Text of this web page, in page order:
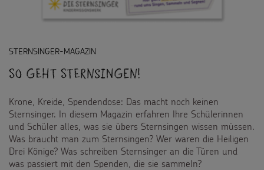
STERNSINGER-MAGAZIN
So geht Sternsingen!
Krone, Kreide, Spendendose: Das macht noch keinen
Sternsinger. In diesem Magazin erfahren Ihre Schülerinnen
und Schüler alles, was sie übers Sternsingen wissen müssen.
Was braucht man zum Sternsingen? Wer waren die Heiligen
Drei Könige? Was schreiben Sternsinger an die Türen und
was passiert mit den Spenden, die sie sammeln?